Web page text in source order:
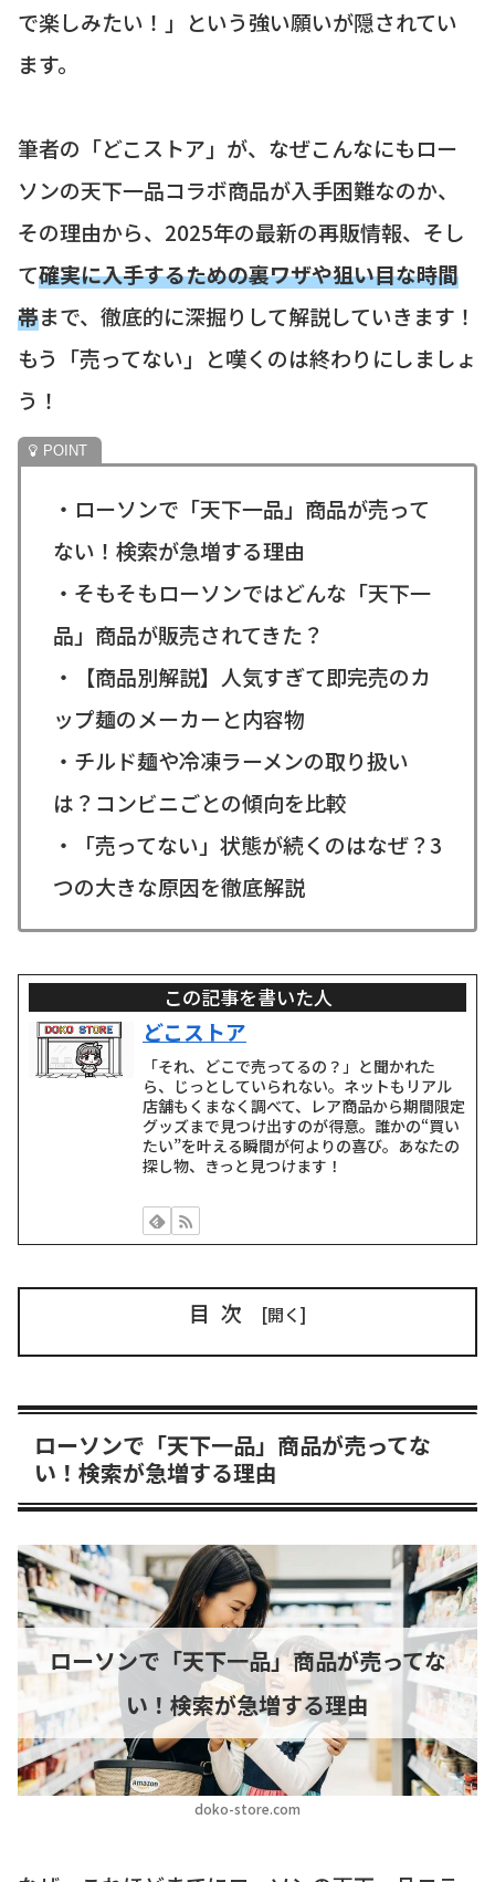
で楽しみたい！」という強い願いが隠されてい
ます。
筆者の「どこストア」が、なぜこんなにもロー
ソンの天下一品コラボ商品が入手困難なのか、
その理由から、2025年の最新の再販情報、そし
て確実に入手するための裏ワザや狙い目な時間
帯まで、徹底的に深掘りして解説していきます！
もう「売ってない」と嘆くのは終わりにしましょ
う！
・ローソンで「天下一品」商品が売って
ない！検索が急増する理由
・そもそもローソンではどんな「天下一
品」商品が販売されてきた？
・【商品別解説】人気すぎて即完売のカ
ップ麺のメーカーと内容物
・チルド麺や冷凍ラーメンの取り扱い
は？コンビニごとの傾向を比較
・「売ってない」状態が続くのはなぜ？3
つの大きな原因を徹底解説
この記事を書いた人
どこストア
「それ、どこで売ってるの？」と聞かれた
ら、じっとしていられない。ネットもリアル
店舗もくまなく調べて、レア商品から期間限定
グッズまで見つけ出すのが得意。誰かの“買い
たい”を叶える瞬間が何よりの喜び。あなたの
探し物、きっと見つけます！
目次
ローソンで「天下一品」商品が売ってな
い！検索が急増する理由
doko-store.com
ローソンで「天下一品」商品が売ってな
い！検索が急増する理由